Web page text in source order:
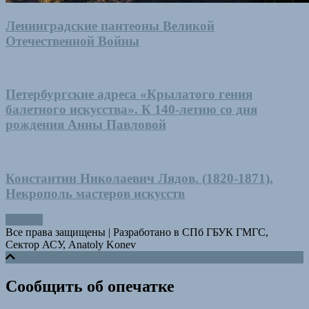
Ленинградские пантеоны Великой
Отечественной Войны
Петербургские адреса «Крылатого гения
балетного искусства». К 140-летию со дня
рождения Анны Павловой
Константин Николаевич Лядов. (1820-1871).
Некрополь мастеров искусств
Все права защищены | Разработано в СПб ГБУК ГМГС,
Сектор АСУ, Anatoly Konev
Сообщить об опечатке